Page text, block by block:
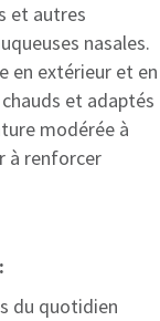
et autres
nasales.
en extérieur et en
et adaptés
modérée à
à renforcer
du quotidien